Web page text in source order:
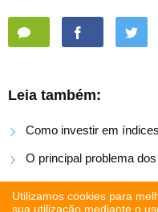
Utilizamos cookies para
sua utilização mediante o
Leia também:
Como investir em
O principal problema
EXANTE lançou serviço